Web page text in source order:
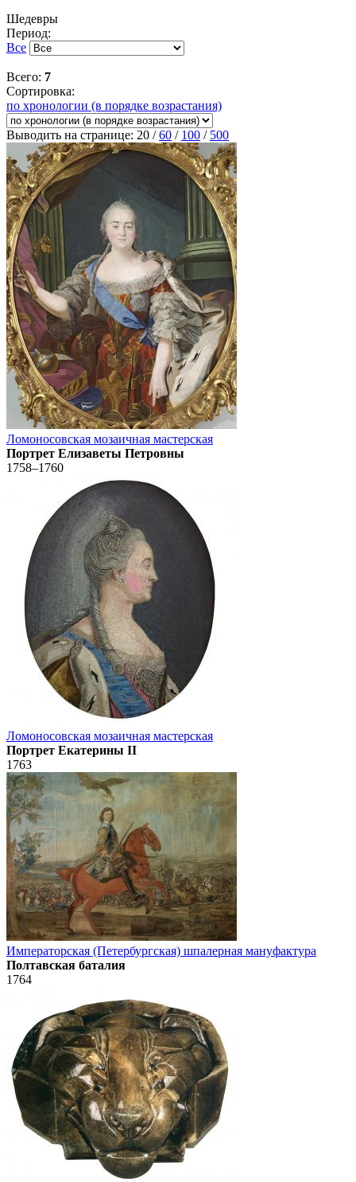
Шедевры
Период:
Все
Всего: 7
Сортировка:
по хронологии (в порядке возрастания)
Выводить на странице: 20 /60 / 100 / 500
Ломоносовская мозаичная мастерская
Портрет Елизаветы Петровны
1758–1760
Ломоносовская мозаичная мастерская
Портрет Екатерины II
1763
Императорская (Петербургская) шпалерная мануфактура
Полтавская баталия
1764